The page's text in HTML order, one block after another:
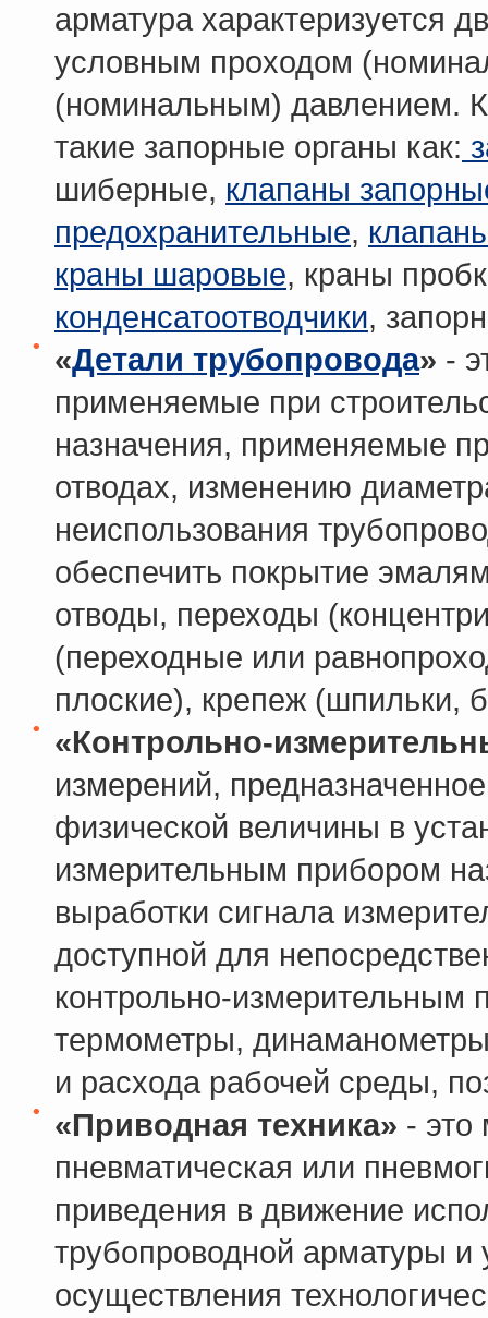
арматура характеризуется
условным проходом
(номинальным) давлением. К
такие запорные органы как:
шиберные, клапаны
предохранительные,
краны шаровые, краны
конденсатоотводчики,
«Детали трубопровода» -
применяемые при
назначения, применяемые
отводах, изменению
неиспользования
обеспечить покрытие
отводы, переходы
(переходные или
плоские), крепеж (шпильки,
«Контрольно-
измерений,
физической величины в
измерительным прибором
выработки сигнала
доступной для
контрольно-измерительным
термометры,
и расхода рабочей среды,
«Приводная техника» - это
пневматическая или
приведения в движение
трубопроводной арматуры
осуществления